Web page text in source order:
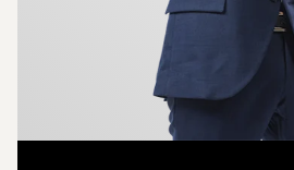
är elegant utformat med
såsom sjöstensklinker på
på väggarna. Här finns även
med arbetsbänk som gör